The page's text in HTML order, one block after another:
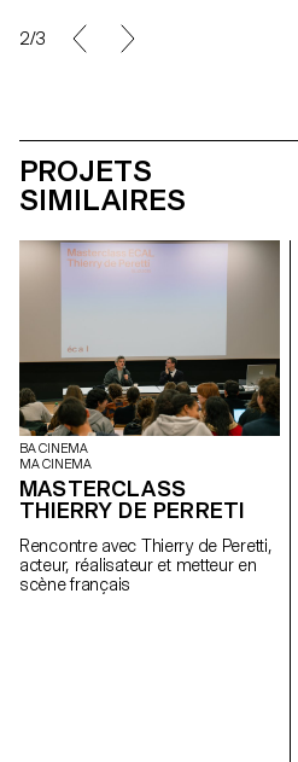
2/3
PROJETS
SIMILAIRES
BA CINEMA
MA CINEMA
MASTERCLASS
THIERRY DE PERRETI
Rencontre avec Thierry de Peretti,
acteur, réalisateur et metteur en
scène français